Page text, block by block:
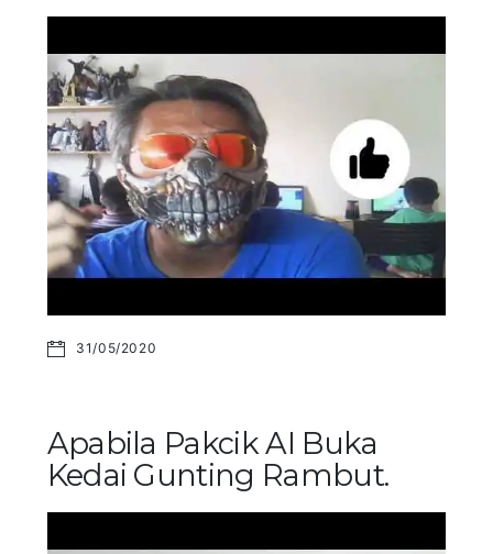
31/05/2020
Apabila Pakcik AI Buka
Kedai Gunting Rambut.